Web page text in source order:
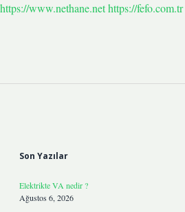
https://www.nethane.nethttps://fefo.com.tr
Son Yazılar
Elektrikte VA nedir ?
Ağustos 6, 2026